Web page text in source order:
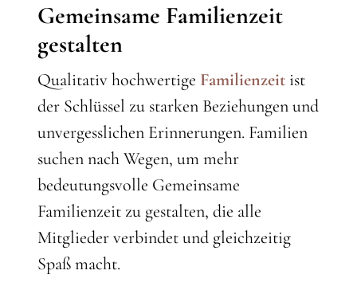
Gemeinsame Familienzeit
gestalten
Qualitativ hochwertige Familienzeit ist
der Schlüssel zu starken Beziehungen und
unvergesslichen Erinnerungen. Familien
suchen nach Wegen, um mehr
bedeutungsvolle Gemeinsame
Familienzeit zu gestalten, die alle
Mitglieder verbindet und gleichzeitig
Spaß macht.